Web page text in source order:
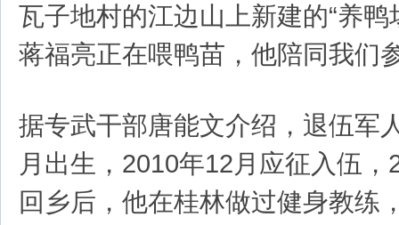
瓦子地村的江边山上新建的“养鸭
蒋福亮正在喂鸭苗，他陪同我们
据专武干部唐能文介绍，退伍军
月出生，2010年12月应征入伍
回乡后，他在桂林做过健身教练